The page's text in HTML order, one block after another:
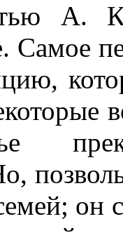
А.
Самое
он